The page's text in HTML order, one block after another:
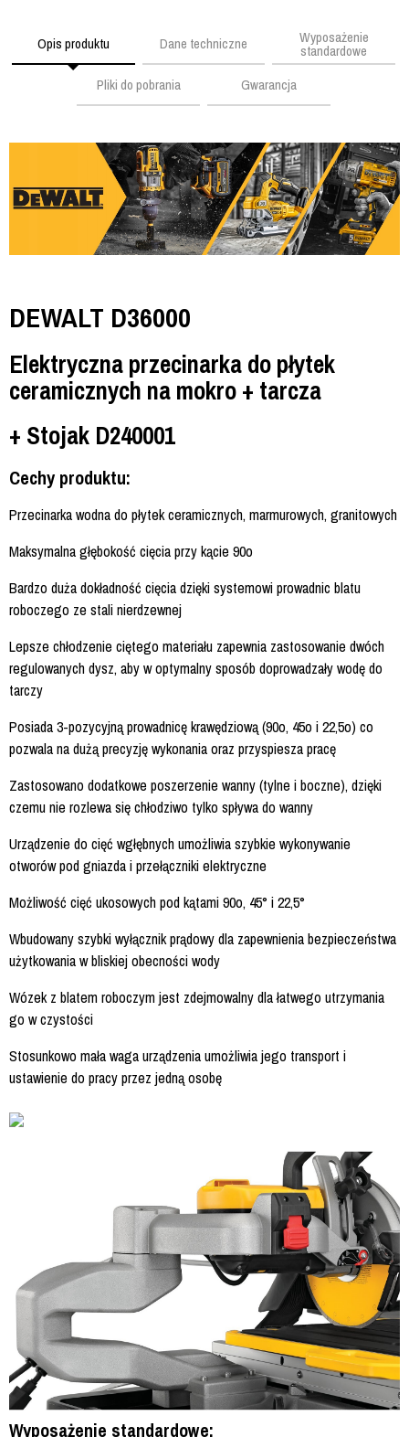
Opis produktu Dane techniczne Wyposażenie
standardowe
Pliki do pobrania
Gwarancja
DEWALT D36000
Elektryczna przecinarka do płytek
ceramicznych na mokro + tarcza
+ Stojak D240001
Cechy produktu:
Przecinarka wodna do płytek ceramicznych, marmurowych, granitowych
Maksymalna głębokość cięcia przy kącie 90o
Bardzo duża dokładność cięcia dzięki systemowi prowadnic blatu
roboczego ze stali nierdzewnej
Lepsze chłodzenie ciętego materiału zapewnia zastosowanie dwóch
regulowanych dysz, aby w optymalny sposób doprowadzały wodę do
tarczy
Posiada 3-pozycyjną prowadnicę krawędziową (90o, 45o i 22,5o) co
pozwala na dużą precyzję wykonania oraz przyspiesza pracę
Zastosowano dodatkowe poszerzenie wanny (tylne i boczne), dzięki
czemu nie rozlewa się chłodziwo tylko spływa do wanny
Urządzenie do cięć wgłębnych umożliwia szybkie wykonywanie
otworów pod gniazda i przełączniki elektryczne
Możliwość cięć ukosowych pod kątami 90o, 45° i 22,5°
Wbudowany szybki wyłącznik prądowy dla zapewnienia bezpieczeństwa
użytkowania w bliskiej obecności wody
Wózek z blatem roboczym jest zdejmowalny dla łatwego utrzymania
go w czystości
Stosunkowo mała waga urządzenia umożliwia jego transport i
ustawienie do pracy przez jedną osobę
Wyposażenie standardowe: